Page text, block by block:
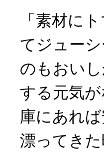
「素材に
てジュー
のもおい
する元気
庫にあれ
漂ってき